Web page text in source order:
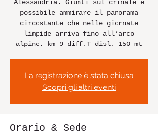
Alessandria. Giunti sul crinale è
possibile ammirare il panorama
circostante che nelle giornate
limpide arriva fino all’arco
La registrazione è stata chiusa
Scopri gli altri eventi
Orario & Sede